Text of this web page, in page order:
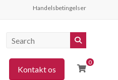
Handelsbetingelser
0
Kontakt os